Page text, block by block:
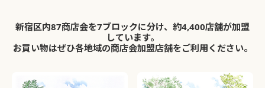
新宿区内87商店会を7ブロックに分け、約4,400店舗が加盟
しています。
お買い物はぜひ各地域の商店会加盟店舗をご利用ください。